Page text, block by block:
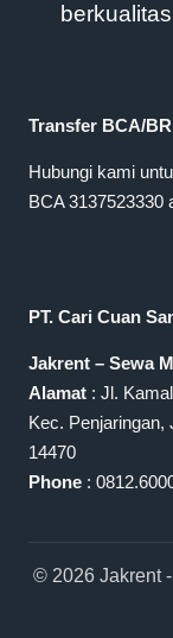
Transfer BCA/
Hubungi kami
BCA 3137523330
PT. Cari Cuan
Jakrent – Sewa
Alamat : Jl.
Kec.
14470
Phone :
© 2026 Jakrent